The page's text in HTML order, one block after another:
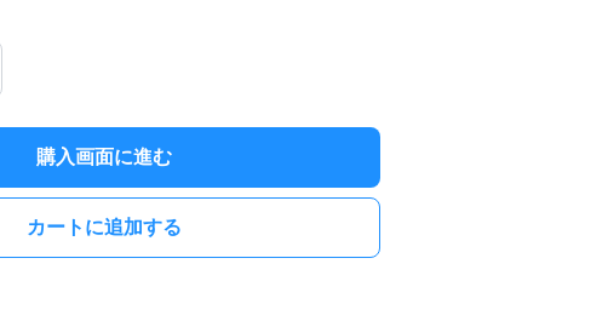
購入画面に進む
カートに追加する